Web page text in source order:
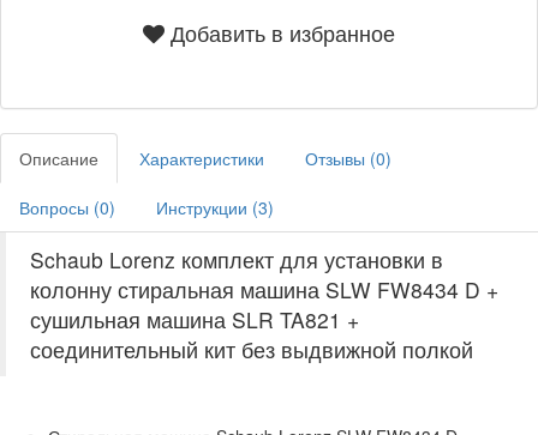
Добавить в избранное
Описание Характеристики Отзывы (0)
Вопросы (0) Инструкции (3)
Schaub Lorenz комплект для установки в
колонну стиральная машина SLW FW8434 D +
сушильная машина SLR TA821 +
соединительный кит без выдвижной полкой